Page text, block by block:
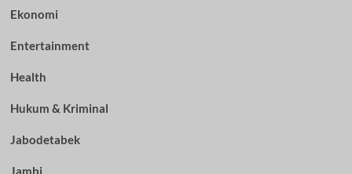
Ekonomi
Entertainment
Health
Hukum & Kriminal
Jabodetabek
Jambi